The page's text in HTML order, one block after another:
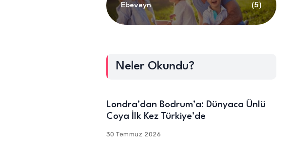
Ebeveyn (5)
Neler Okundu?
Londra’dan Bodrum’a: Dünyaca Ünlü
Coya İlk Kez Türkiye’de
30 Temmuz 2026